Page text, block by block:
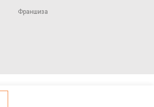
Франшиза